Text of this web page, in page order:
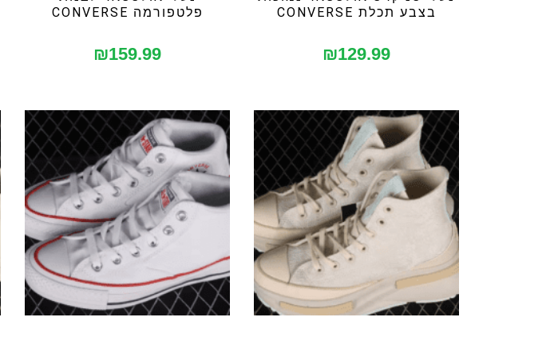
בצבע תכלת CONVERSE
₪129.99
פלטפורמה CONVERSE
₪159.99